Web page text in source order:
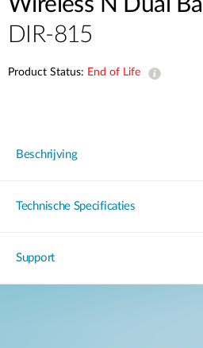
Wireless N Dual
DIR-815
Product Status: End of Life
Beschrijving
Technische Specificaties
Support